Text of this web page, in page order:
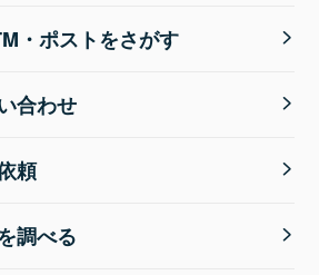
・ポストをさがす
合わせ
頼
調べる